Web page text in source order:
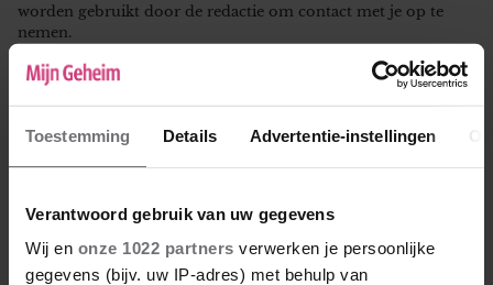
Toestemming Details Advertentie-instellingen
Verantwoord gebruik van uw gegevens
Wij en onze 1022 partners verwerken je persoonlijke
gegevens (bijv. uw IP-adres) met behulp van
worden gebruikt door de redactie om contact met je op te
nemen.
Leeftijd*